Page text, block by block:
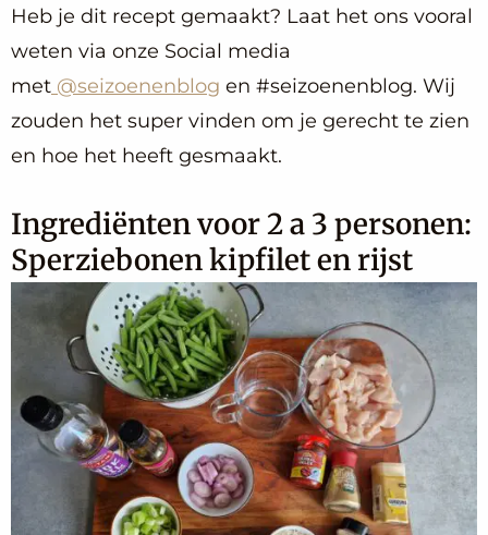
Heb je dit recept gemaakt? Laat het ons vooral
weten via onze Social media
met @seizoenenblog en #seizoenenblog. Wij
zouden het super vinden om je gerecht te zien
en hoe het heeft gesmaakt.
Ingrediënten voor 2 a 3 personen:
Sperziebonen kipfilet en rijst